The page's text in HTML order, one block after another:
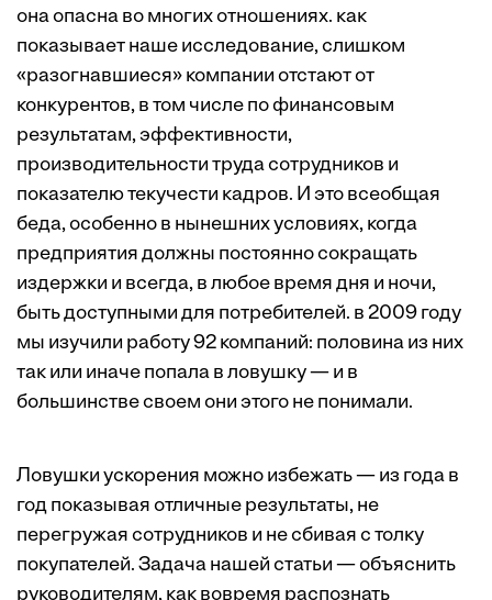
она опасна во многих отношениях. как
показывает наше исследование, слишком
«разогнавшиеся» компании отстают от
конкурентов, в том числе по финансовым
результатам, эффективности,
производительности труда сотрудников и
показателю текучести кадров. И это всеобщая
беда, особенно в нынешних условиях, когда
предприятия должны постоянно сокращать
издержки и всегда, в любое время дня и ночи,
быть доступными для потребителей. в 2009 году
мы изучили работу 92 компаний: половина из них
так или иначе попала в ловушку — и в
большинстве своем они этого не понимали.
Ловушки ускорения можно избежать — из года в
год показывая отличные результаты, не
перегружая сотрудников и не сбивая с толку
покупателей. Задача нашей статьи — объяснить
руководителям, как вовремя распознать